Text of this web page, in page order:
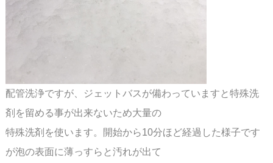
配管洗浄ですが、ジェットバスが備わっていますと特殊洗
剤を留める事が出来ないため大量の
特殊洗剤を使います。開始から10分ほど経過した様子です
が泡の表面に薄っすらと汚れが出て